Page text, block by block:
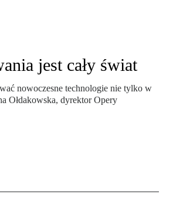
jest cały świat
nowoczesne technologie nie tylko w
Ołdakowska, dyrektor Opery